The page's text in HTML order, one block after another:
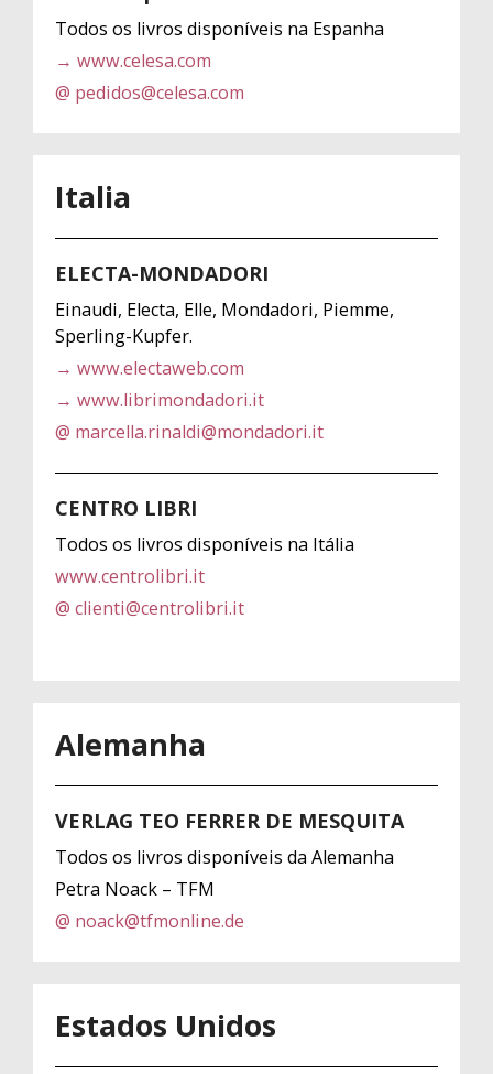
Todos os livros disponíveis na Espanha
→ www.celesa.com
@ pedidos@celesa.com
Italia
ELECTA-MONDADORI
Einaudi, Electa, Elle, Mondadori, Piemme,
Sperling-Kupfer.
→ www.electaweb.com
→ www.librimondadori.it
@ marcella.rinaldi@mondadori.it
CENTRO LIBRI
Todos os livros disponíveis na Itália
www.centrolibri.it
@ clienti@centrolibri.it
Alemanha
VERLAG TEO FERRER DE MESQUITA
Todos os livros disponíveis da Alemanha
Petra Noack – TFM
@ noack@tfmonline.de
Estados Unidos